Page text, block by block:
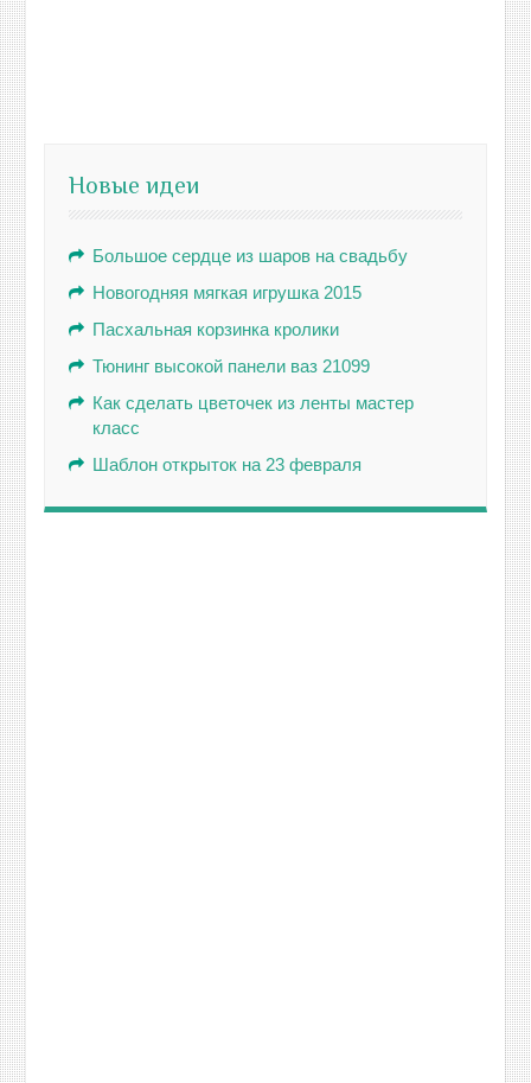
Новые идеи
Большое сердце из шаров на свадьбу
Новогодняя мягкая игрушка 2015
Пасхальная корзинка кролики
Тюнинг высокой панели ваз 21099
Как сделать цветочек из ленты мастер
класс
Шаблон открыток на 23 февраля